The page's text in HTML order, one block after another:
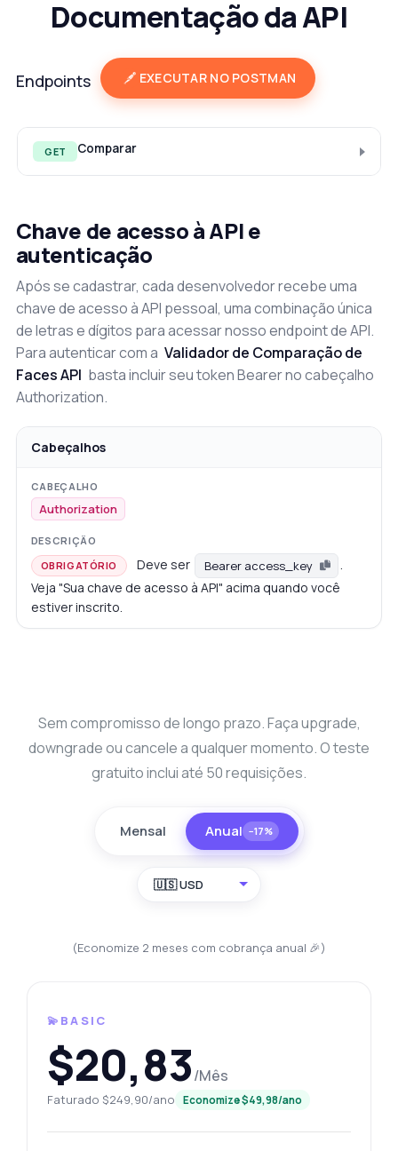
Documentação da API
Endpoints EXECUTAR NO POSTMAN
GET Comparar
Chave de acesso à API e
autenticação
Após se cadastrar, cada desenvolvedor recebe uma
chave de acesso à API pessoal, uma combinação única
de letras e dígitos para acessar nosso endpoint de API.
Para autenticar com a Validador de Comparação de
Faces API basta incluir seu token Bearer no cabeçalho
Authorization.
Cabeçalhos
Authorization
OBRIGATÓRIO Deve ser Bearer access_key
.
Veja "Sua chave de acesso à API" acima quando você
estiver inscrito.
Sem compromisso de longo prazo. Faça upgrade,
downgrade ou cancele a qualquer momento. O teste
gratuito inclui até 50 requisições.
Mensal Anual −17%
🇺🇸 USD
(Economize 2 meses com cobrança anual 🎉)
💫BASIC
$20,83/Mês
Faturado $249,90/ano Economize $49,98/ano